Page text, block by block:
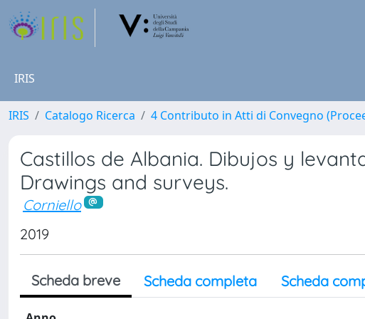
IRIS
IRIS Catalogo Ricerca 4 Contributo in Atti di Convegno
Castillos de Albania. Dibujos y
Drawings and surveys.
Corniello
2019
Scheda breve Scheda completa Scheda